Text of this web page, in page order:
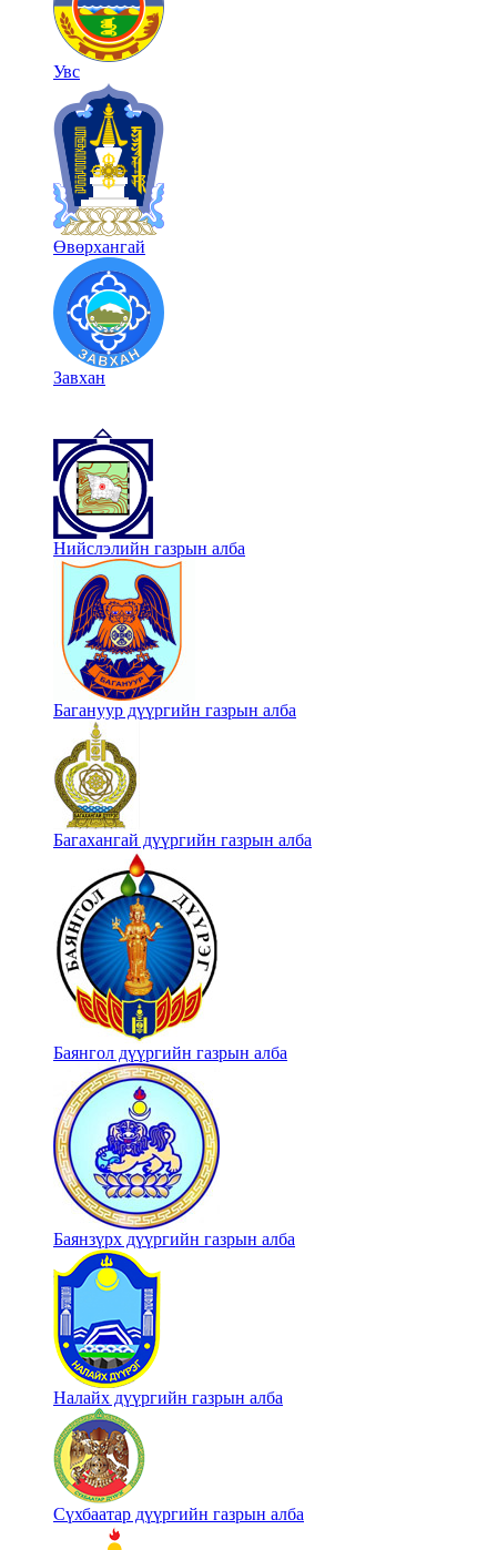
Увс
Өвөрхангай
Завхан
Нийслэлийн газрын алба
Багануур дүүргийн газрын алба
Багахангай дүүргийн газрын алба
Баянгол дүүргийн газрын алба
Баянзүрх дүүргийн газрын алба
Налайх дүүргийн газрын алба
Сүхбаатар дүүргийн газрын алба